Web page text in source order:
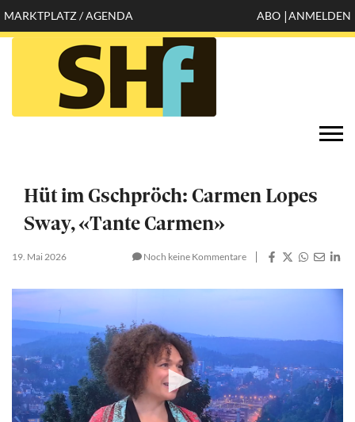
zum
Inhalt
Mobile
header
MARKTPLATZ / AGENDA ANMELDEN
ABO
Hüt im Gschpröch: Carmen Lopes
Sway, «Tante Carmen»
19. Mai 2026 Noch keine Kommentare